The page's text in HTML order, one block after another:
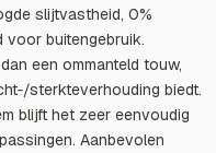
slijtvastheid, 0%
voor buitengebruik.
een ommanteld touw,
sterkteverhouding biedt.
blijft het zeer eenvoudig
Aanbevolen